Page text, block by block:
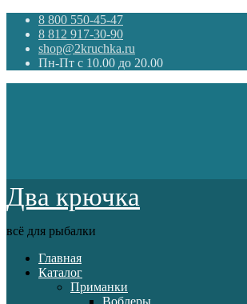
8 800 550-45-47
8 812 917-30-90
shop@2kruchka.ru
Пн-Пт с 10.00 до 20.00
Два крючка
всё для рыбалки
Главная
Каталог
Приманки
Воблеры